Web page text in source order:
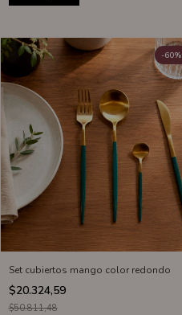
Set cubiertos mango color redondo
$20.324,59
-60%
$50.811,48